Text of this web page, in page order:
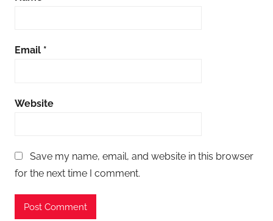
Email *
Website
Save my name, email, and website in this browser
for the next time I comment.